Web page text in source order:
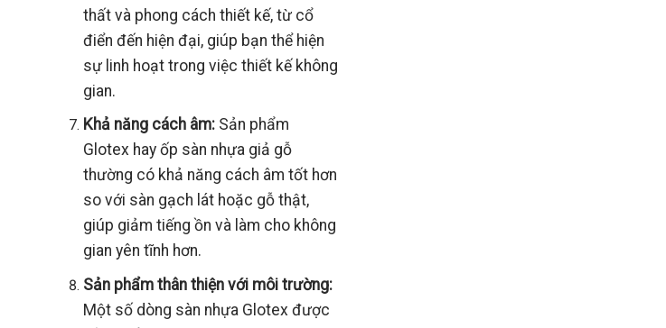
thất và phong cách thiết kế, từ cổ
điển đến hiện đại, giúp bạn thể hiện
sự linh hoạt trong việc thiết kế không
gian.
Khả năng cách âm:Sản phẩm
Glotex hay ốp sàn nhựa giả gỗ
thường có khả năng cách âm tốt hơn
so với sàn gạch lát hoặc gỗ thật,
giúp giảm tiếng ồn và làm cho không
gian yên tĩnh hơn.
Sản phẩm thân thiện với môi trường:
Một số dòng sàn nhựa Glotex được